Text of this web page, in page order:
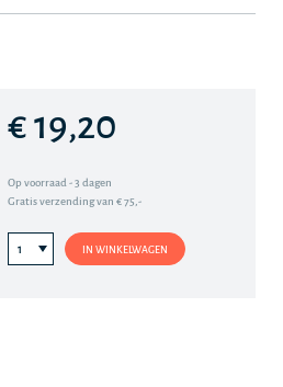
€ 19,20
Op voorraad - 3 dagen
Gratis verzending van € 75,-
IN WINKELWAGEN